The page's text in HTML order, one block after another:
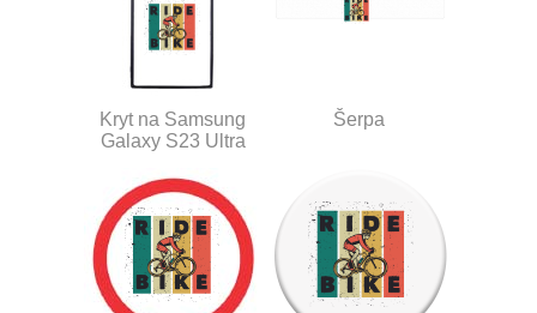
Kryt na Samsung
Galaxy S23 Ultra
Šerpa